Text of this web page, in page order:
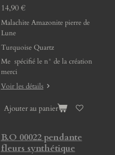
14,90 €
Malachite Amazonite pierre de
Lune
Turquoise Quartz
Me spécifié le n° de la création
merci
Voir les détails
Ajouter au panier
B.O 00022 pendante
fleurs synthétique